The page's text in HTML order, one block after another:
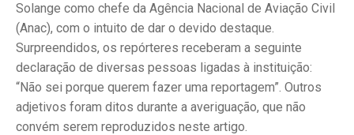
Solange como chefe da Agência Nacional de Aviação Civil
(Anac), com o intuito de dar o devido destaque.
Surpreendidos, os repórteres receberam a seguinte
declaração de diversas pessoas ligadas à instituição:
“Não sei porque querem fazer uma reportagem”. Outros
adjetivos foram ditos durante a averiguação, que não
convém serem reproduzidos neste artigo.